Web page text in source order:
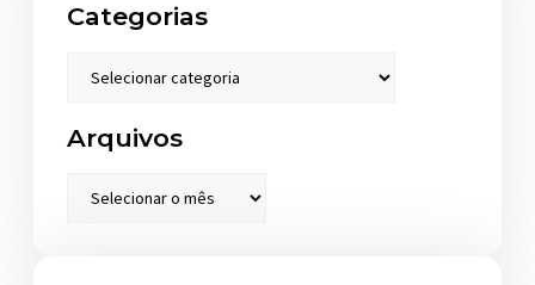
Categorias
Arquivos